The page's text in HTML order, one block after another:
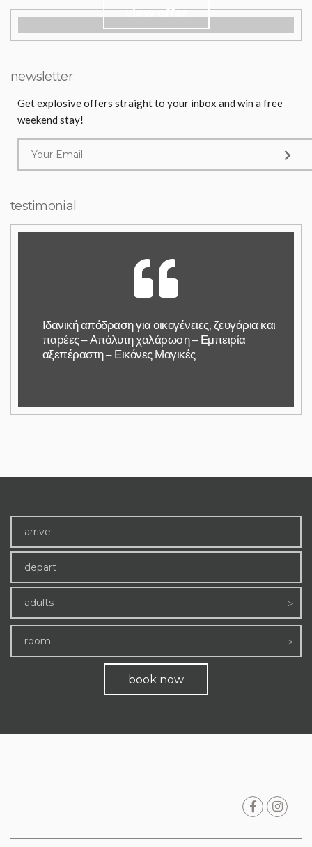
view offer
newsletter
Get explosive offers straight to your inbox and win a free
weekend stay!
testimonial
Ιδανική απόδραση για οικογένειες, ζευγάρια και
παρέες – Απόλυτη χαλάρωση – Εμπειρία
αξεπέραστη – Εικόνες Μαγικές
adults
room
book now